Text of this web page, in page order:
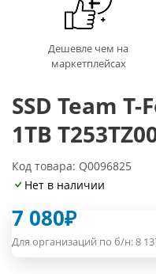
Дешевле чем на
маркетплейсах
SSD Team
1TB
Код товара: Q0096825
Нет в наличии
7 080₽
Для организаций по б/н:8